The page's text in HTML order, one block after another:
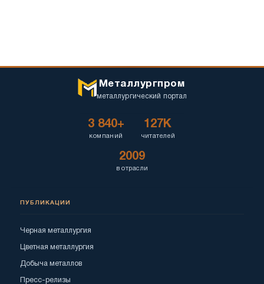
Металлургпром
металлургический портал
3 840+
компаний
127K
читателей
2009
в отрасли
ПУБЛИКАЦИИ
Черная металлургия
Цветная металлургия
Добыча металлов
Пресс-релизы